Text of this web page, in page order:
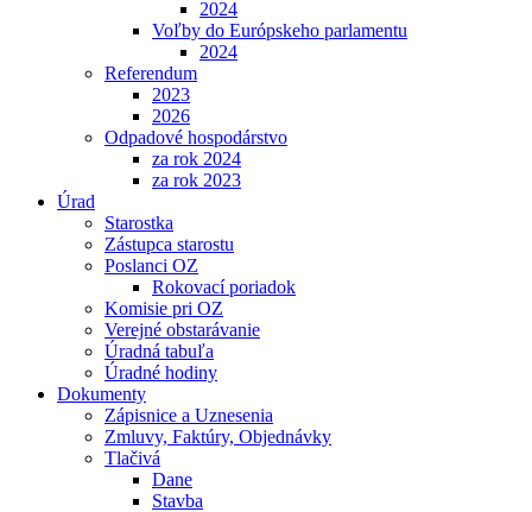
2024
Voľby do Európskeho parlamentu
2024
Referendum
2023
2026
Odpadové hospodárstvo
za rok 2024
za rok 2023
Úrad
Starostka
Zástupca starostu
Poslanci OZ
Rokovací poriadok
Komisie pri OZ
Verejné obstarávanie
Úradná tabuľa
Úradné hodiny
Dokumenty
Zápisnice a Uznesenia
Zmluvy, Faktúry, Objednávky
Tlačivá
Dane
Stavba